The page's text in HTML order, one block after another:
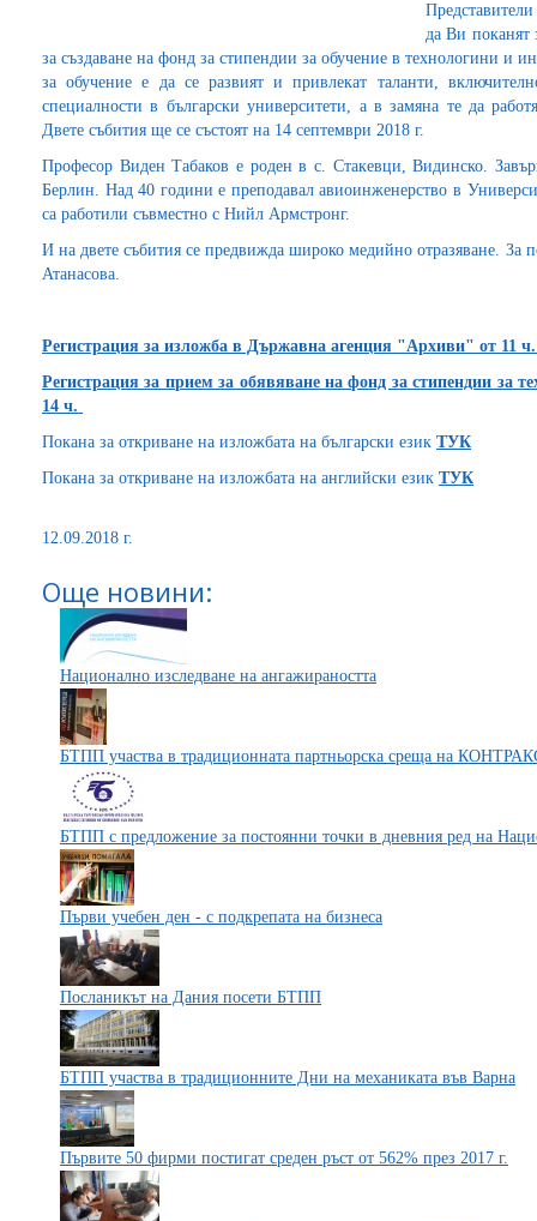
да Ви поканят
за създаване на фонд за стипендии за обучение в технологини и
за обучение е да се развият и привлекат таланти,
специалности в български университети, а в замяна те да
Двете събития ще се състоят на 14 септември 2018 г.
Професор Виден Табаков е роден в с. Стакевци, Видинско.
Берлин. Над 40 години е преподавал авиоинженерство в
са работили съвместно с Нийл Армстронг.
И на двете събития се предвижда широко медийно отразяване. За
Атанасова.
Регистрация за изложба в Държавна агенция "Архиви" от 11 ч.
Регистрация за прием за обявяване на фонд за стипендии за
14 ч.
Покана за откриване на изложбата на български език ТУК
Покана за откриване на изложбата на английски език ТУК
12.09.2018 г.
Още новини:
Национално изследване на ангажираността
БТПП участва в традиционната партньорска среща на
БТПП с предложение за постоянни точки в дневния ред на
Първи учебен ден - с подкрепата на бизнеса
Посланикът на Дания посети БТПП
БТПП участва в традиционните Дни на механиката във Варна
Първите 50 фирми постигат среден ръст от 562% през 2017 г.